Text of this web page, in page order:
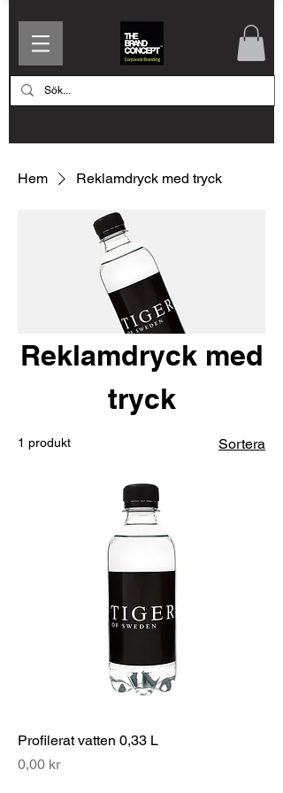
Hem Reklamdryck med tryck
Reklamdryck med
tryck
1 produkt Sortera
Profilerat vatten 0,33 L
Pris
0,00 kr